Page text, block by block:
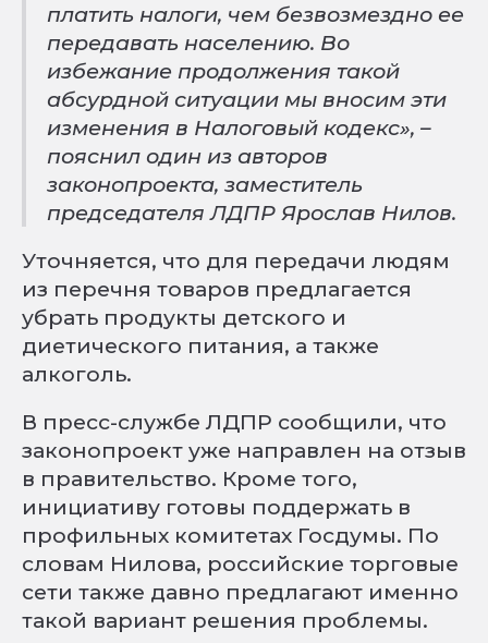
платить налоги, чем безвозмездно ее
передавать населению. Во
избежание продолжения такой
абсурдной ситуации мы вносим эти
изменения в Налоговый кодекс», –
пояснил один из авторов
законопроекта, заместитель
председателя ЛДПР Ярослав Нилов.
Уточняется, что для передачи людям
из перечня товаров предлагается
убрать продукты детского и
диетического питания, а также
алкоголь.
В пресс-службе ЛДПР сообщили, что
законопроект уже направлен на отзыв
в правительство. Кроме того,
инициативу готовы поддержать в
профильных комитетах Госдумы. По
словам Нилова, российские торговые
сети также давно предлагают именно
такой вариант решения проблемы.